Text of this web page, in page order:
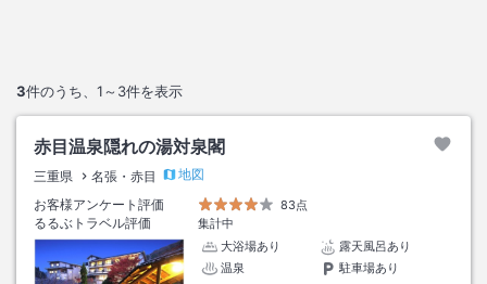
3件のうち、 1～3件を表示
赤目温泉隠れの湯対泉閣
三重県 名張・赤目
地図
お客様アンケート評価
83点
るるぶトラベル評価
集計中
大浴場あり
露天風呂あり
温泉
駐車場あり